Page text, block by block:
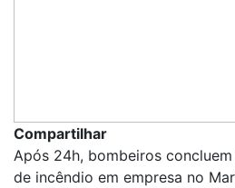
Compartilhar
Após 24h, bombeiros
de incêndio em empresa no